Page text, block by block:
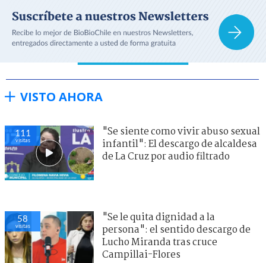
VISTO AHORA
111
visitas
"Se siente como vivir abuso sexual
infantil": El descargo de alcaldesa
de La Cruz por audio filtrado
58
visitas
"Se le quita dignidad a la
persona": el sentido descargo de
Lucho Miranda tras cruce
Campillai-Flores